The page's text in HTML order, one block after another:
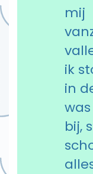
mij
ik
in
bij,